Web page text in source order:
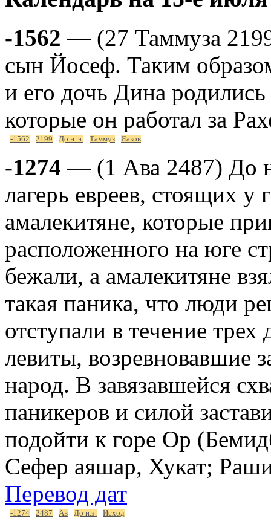
-1562 — (27 Таммуза
сын Йосеф. Таким
и его дочь Дина родились
которые он работал за
-1562 2199 До н. э. Таммуз Яаков
-1274 — (1 Ава 2487) До
лагерь евреев, стоящих
амалекитяне, которые
расположенного на юге
бежали, а амалекитяне
такая паника, что люди
отступали в течение
левиты, возревновавшие
народ. В завязавшейся
паникеров и силой
подойти к горе Ор
Сефер аяшар, Хукат;
Перевод дат
-1274 2487 Ав До н.э. Исход